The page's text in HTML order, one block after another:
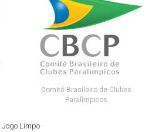
Comitê Brasileiro de Clubes
Paralímpicos
Jogo Limpo